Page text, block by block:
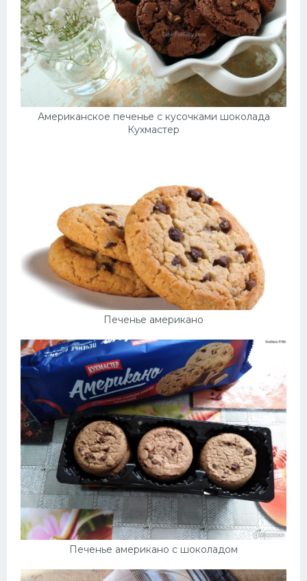
Американское печенье с кусочками шоколада
Кухмастер
Печенье американо
Печенье американо с шоколадом